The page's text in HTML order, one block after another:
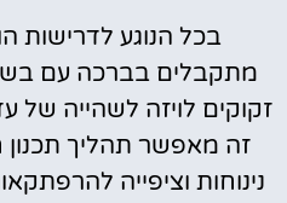
בכל הנוגע לדרישות
מתקבלים בברכה עם
זקוקים לויזה לשהייה
זה מאפשר תהליך
נינוחות וציפייה